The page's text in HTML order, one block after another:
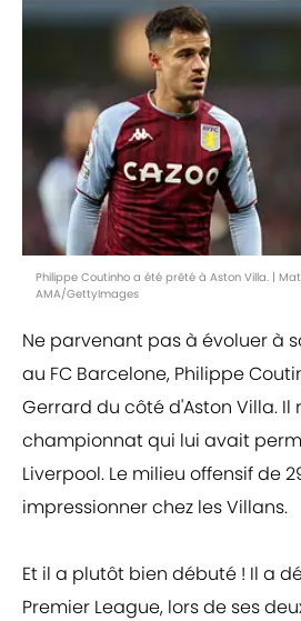
Philippe Coutinho a été prêté à Aston Villa. |
AMA/GettyImages
Ne parvenant pas à évoluer à
au FC Barcelone, Philippe
Gerrard du côté d'Aston Villa.
championnat qui lui avait
Liverpool. Le milieu offensif de
impressionner chez les Villans.
Et il a plutôt bien débuté ! Il a
Premier League, lors de ses